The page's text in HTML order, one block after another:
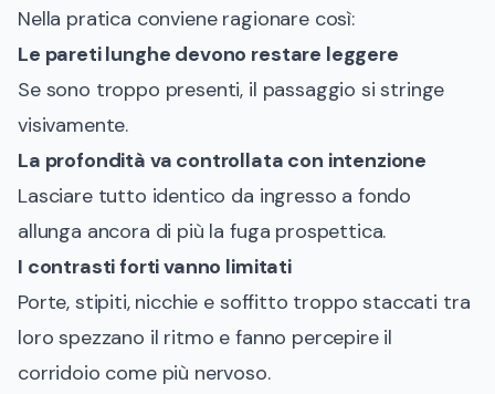
Nella pratica conviene ragionare così:
Le pareti lunghe devono restare leggere
Se sono troppo presenti, il passaggio si stringe
visivamente.
La profondità va controllata con intenzione
Lasciare tutto identico da ingresso a fondo
allunga ancora di più la fuga prospettica.
I contrasti forti vanno limitati
Porte, stipiti, nicchie e soffitto troppo staccati tra
loro spezzano il ritmo e fanno percepire il
corridoio come più nervoso.